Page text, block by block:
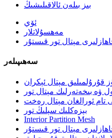
بىز بىلەن ئالاقىلىشىڭ
ئۆي
مەھسۇلاتلار
مېتال تور قىستۇر
سەھىپىلەر
قۇرۇلمىلىق مېتال ئېكران
ۋە بىخەتەرلىك مېتال تور
تام ئورالغان مېتال رەخت
بېزەكلىك سېلىڭ تور
Interior Partition Mesh
مېتال تور قىستۇر